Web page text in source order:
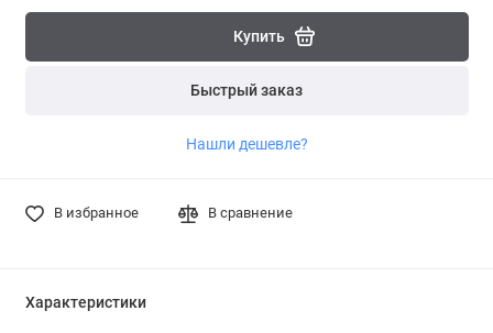
Купить
Быстрый заказ
Нашли дешевле?
В избранное В сравнение
Характеристики